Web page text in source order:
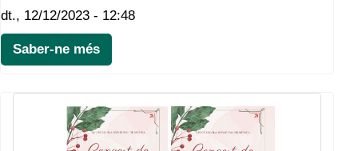
dt., 12/12/2023 - 12:48
Saber-ne més